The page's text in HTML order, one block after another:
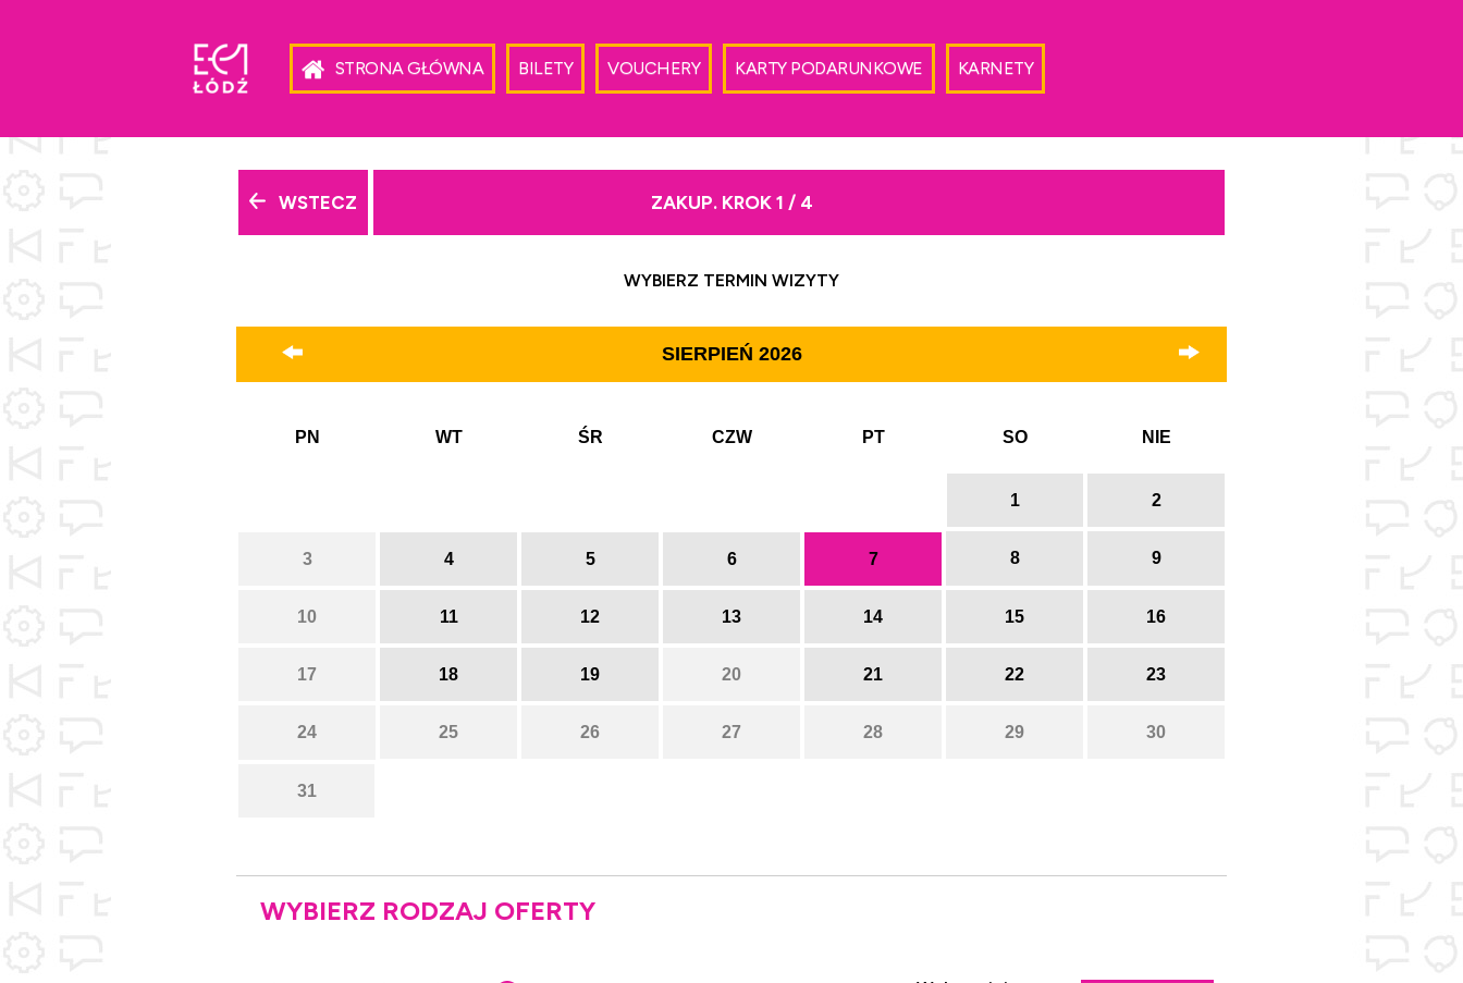
STRONA GŁÓWNA BILETY VOUCHERY KARTY PODARUNKOWE KARNETY
WSTECZ ZAKUP. KROK 1 / 4
WYBIERZ TERMIN WIZYTY
SIERPIEŃ 2026
PN WT ŚR CZW PT SO NIE
1 2
3 4 5 6 7 8 9
10 11 12 13 14 15 16
17 18 19 20 21 22 23
24 25 26 27 28 29 30
31
WYBIERZ RODZAJ OFERTY